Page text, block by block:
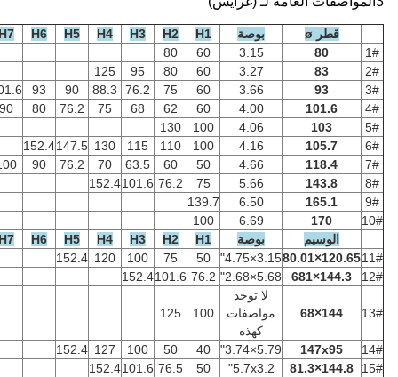
H1
H2
H4
H5
H6
H7
H8
H9
H10
H11
80
80
125
75
88.3
90
93
101.6
130
147.5
152.4
62
75
76.2
80
90
101.6
123.3
136
152.4
130
100
110
130
147.5
152.4
60
70
76.2
90
100
101.6
120
127
152.4
76.2
152.4
139.7
H2
H4
H5
H6
H7
H8
H9
H10
H11
50
75
100
120
152.4
76.2
101.6
152.4
100
125
40
50
100
127
152.4
50
76.5
101.6
152.4